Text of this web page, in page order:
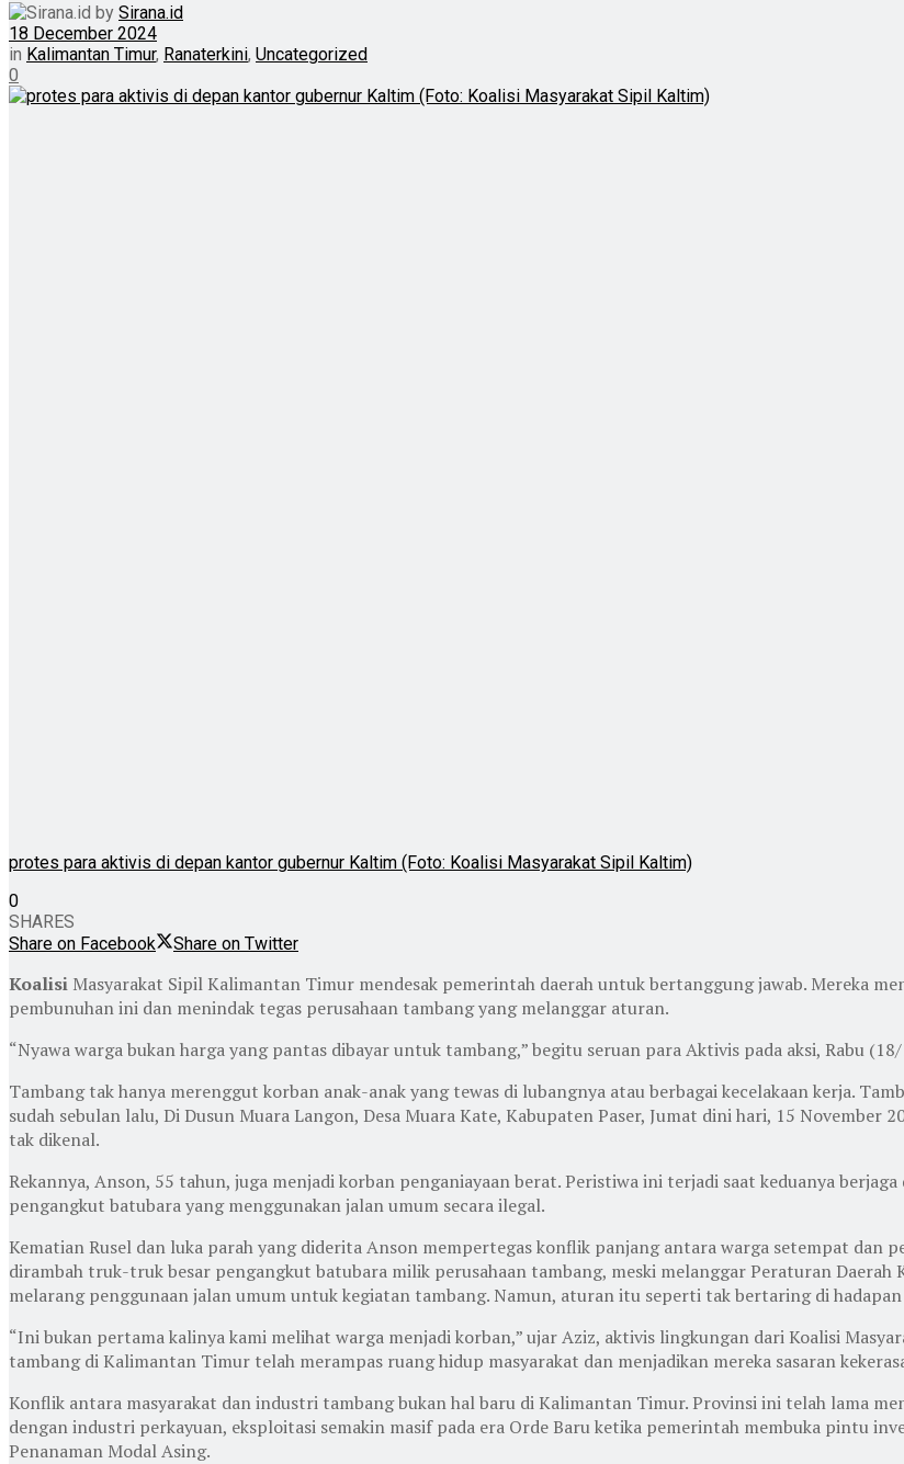
by Sirana.id
18 December 2024
in Kalimantan Timur, Ranaterkini, Uncategorized
0
protes para aktivis di depan kantor gubernur Kaltim (Foto: Koalisi Masyarakat Sipil Kaltim)
0
SHARES
Share on Facebook
Share on Twitter
Koalisi Masyarakat Sipil Kalimantan Timur mendesak pemerintah daerah untuk bertanggung jawab. Mereka
pembunuhan ini dan menindak tegas perusahaan tambang yang melanggar aturan.
“Nyawa warga bukan harga yang pantas dibayar untuk tambang,” begitu seruan para Aktivis pada aksi, Rabu
Tambang tak hanya merenggut korban anak-anak yang tewas di lubangnya atau berbagai kecelakaan kerja.
sudah sebulan lalu, Di Dusun Muara Langon, Desa Muara Kate, Kabupaten Paser, Jumat dini hari, 15 November
tak dikenal.
Rekannya, Anson, 55 tahun, juga menjadi korban penganiayaan berat. Peristiwa ini terjadi saat keduanya
pengangkut batubara yang menggunakan jalan umum secara ilegal.
Kematian Rusel dan luka parah yang diderita Anson mempertegas konflik panjang antara warga setempat dan
dirambah truk-truk besar pengangkut batubara milik perusahaan tambang, meski melanggar Peraturan
melarang penggunaan jalan umum untuk kegiatan tambang. Namun, aturan itu seperti tak bertaring di
“Ini bukan pertama kalinya kami melihat warga menjadi korban,” ujar Aziz, aktivis lingkungan dari Koalisi
tambang di Kalimantan Timur telah merampas ruang hidup masyarakat dan menjadikan mereka sasaran
Konflik antara masyarakat dan industri tambang bukan hal baru di Kalimantan Timur. Provinsi ini telah lama
dengan industri perkayuan, eksploitasi semakin masif pada era Orde Baru ketika pemerintah membuka pintu
Penanaman Modal Asing.